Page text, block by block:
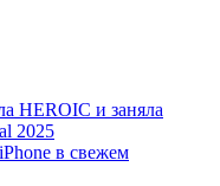
HEROIC и заняла
2025
в свежем